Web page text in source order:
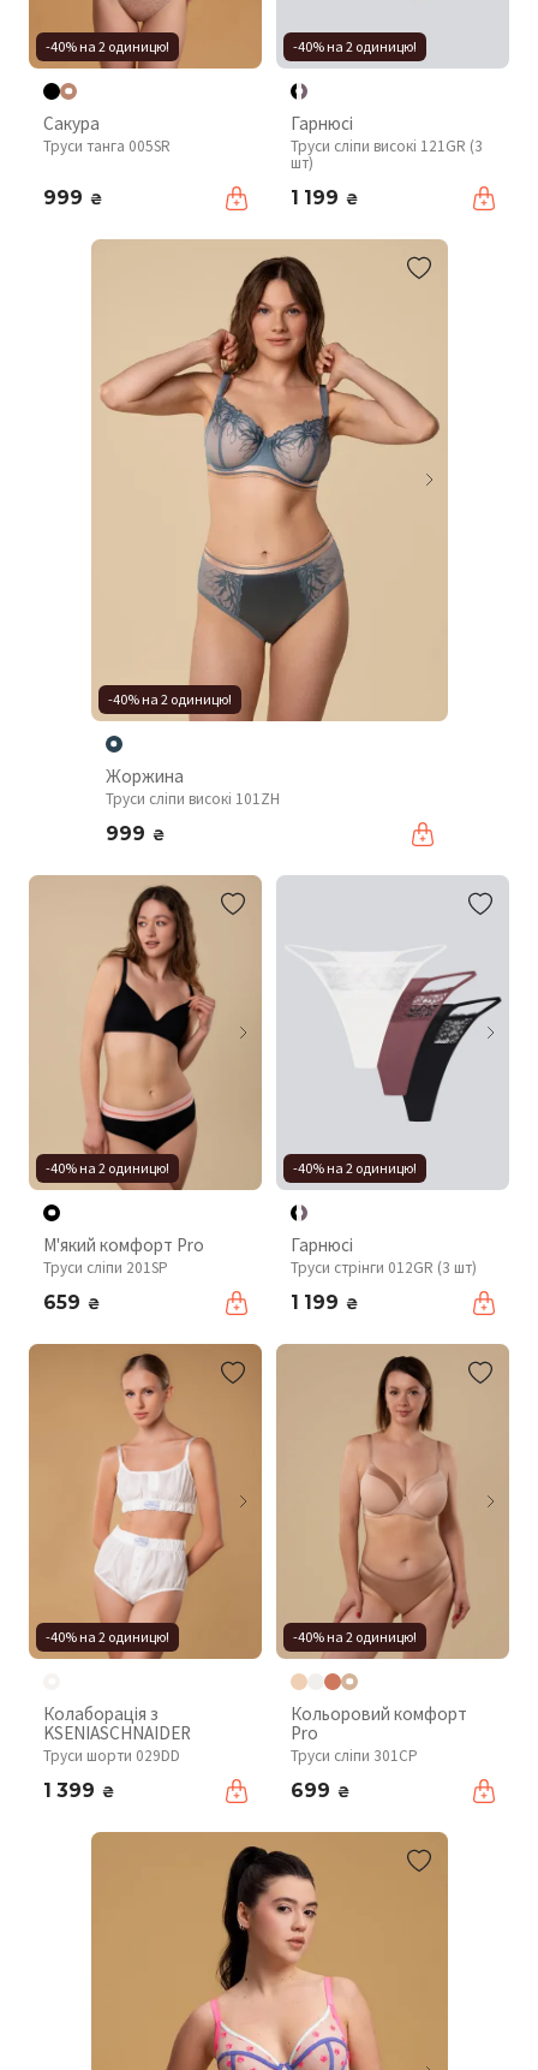
-40% на 2 одиницю!
Сакура
Труси танга 005SR
999 ₴
-40% на 2 одиницю!
Гарнюсі
Труси сліпи високі 121GR (3
шт)
1 199 ₴
-40% на 2 одиницю!
Жоржина
Труси сліпи високі 101ZH
999 ₴
-40% на 2 одиницю!
М'який комфорт Pro
Труси сліпи 201SP
659 ₴
-40% на 2 одиницю!
Гарнюсі
Труси стрінги 012GR (3 шт)
1 199 ₴
-40% на 2 одиницю!
Колаборація з
KSENIASCHNAIDER
Труси шорти 029DD
1 399 ₴
-40% на 2 одиницю!
Кольоровий комфорт
Pro
Труси сліпи 301CP
699 ₴